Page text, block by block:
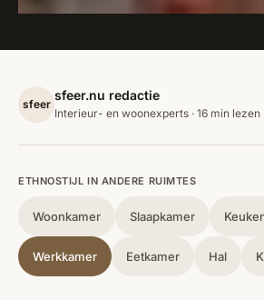
sfeer
sfeer.nu redactie
Interieur- en woonexperts · 16 min lezen
ETHNOSTIJL IN ANDERE RUIMTES
Woonkamer Slaapkamer
Werkkamer Eetkamer Hal